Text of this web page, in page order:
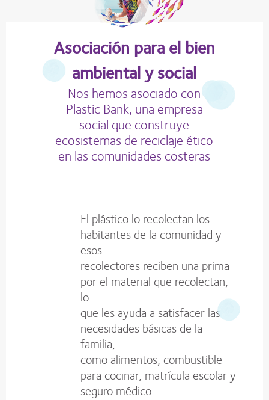
Asociación para el bien
ambiental y social
Nos hemos asociado con
Plastic Bank, una empresa
social que construye
ecosistemas de reciclaje ético
en las comunidades costeras
.
El plástico lo recolectan los
habitantes de la comunidad y
esos
recolectores reciben una prima
por el material que recolectan,
lo
que les ayuda a satisfacer las
necesidades básicas de la
familia,
como alimentos, combustible
para cocinar, matrícula escolar y
seguro médico.